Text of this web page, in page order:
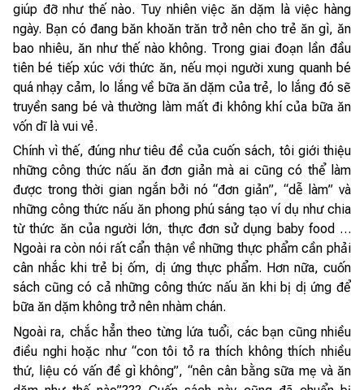
giúp đỡ như thế nào. Tuy nhiên việc ăn dặm là việc hàng
ngày. Bạn có đang băn khoăn trăn trở nên cho trẻ ăn gì, ăn
bao nhiêu, ăn như thế nào không. Trong giai đoạn lần đầu
tiên bé tiếp xúc với thức ăn, nếu mọi người xung quanh bé
quá nhạy cảm, lo lắng về bữa ăn dặm của trẻ, lo lắng đó sẽ
truyền sang bé và thường làm mất đi không khí của bữa ăn
vốn dĩ là vui vẻ.
Chính vì thế, đúng như tiêu đề của cuốn sách, tôi giới thiệu
những công thức nấu ăn đơn giản mà ai cũng có thể làm
được trong thời gian ngắn bởi nó “đơn giản”, “dễ làm” và
những công thức nấu ăn phong phú sáng tạo ví dụ như chia
từ thức ăn của người lớn, thực đơn sử dụng baby food …
Ngoài ra còn nói rất cẩn thận về những thực phẩm cần phải
cân nhắc khi trẻ bị ốm, dị ứng thực phẩm. Hơn nữa, cuốn
sách cũng có cả những công thức nấu ăn khi bị dị ứng để
bữa ăn dặm không trở nên nhàm chán.
Ngoài ra, chắc hẳn theo từng lứa tuổi, các bạn cũng nhiều
điều nghi hoặc như “con tôi tỏ ra thích không thích nhiều
thứ, liệu có vấn đề gì không”, “nên cân bằng sữa mẹ và ăn